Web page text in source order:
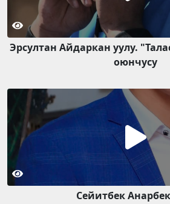
Эрсултан Айдаркан уулу.
оюнчусу
Сейитбек